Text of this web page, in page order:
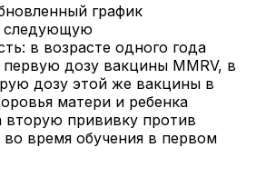
график
следующую
в возрасте одного года
первую дозу вакцины MMRV, в
дозу этой же вакцины в
матери и ребенка
вторую прививку против
время обучения в первом